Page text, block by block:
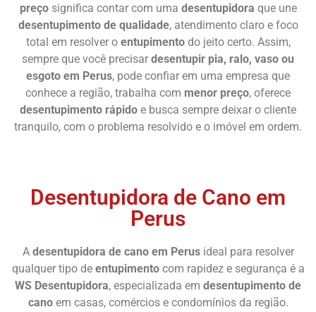
preçosignifica contar com uma desentupidora que une
desentupimento de qualidade, atendimento claro e foco
total em resolver o entupimentodo jeito certo. Assim,
sempre que você precisar desentupir pia, ralo, vaso ou
esgoto em Perus, pode confiar em uma empresa que
conhece a região, trabalha com menor preço, oferece
desentupimento rápido e busca sempre deixar o cliente
tranquilo, com o problema resolvido e o imóvel em ordem.
Desentupidora de Cano em
Perus
A desentupidora de cano em Perusideal para resolver
qualquer tipo de entupimentocom rapidez e segurança é a
WS Desentupidora, especializada em desentupimento de
canoem casas, comércios e condomínios da região.